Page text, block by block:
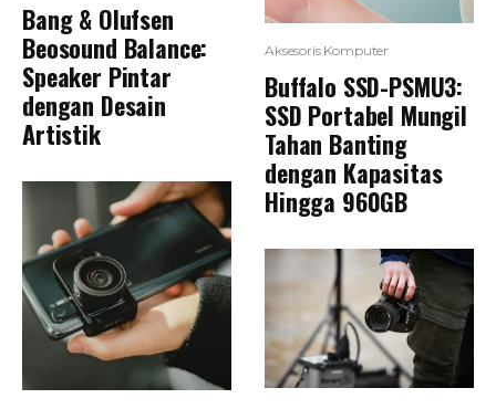
Bang & Olufsen
Beosound Balance:
Speaker Pintar
dengan Desain
Artistik
Aksesoris Komputer
Buffalo SSD-PSMU3:
SSD Portabel Mungil
Tahan Banting
dengan Kapasitas
Hingga 960GB